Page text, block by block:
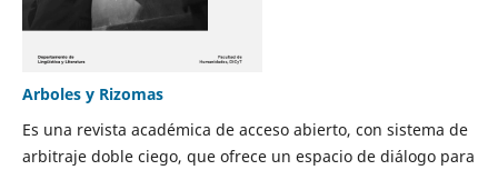
Arboles y Rizomas
Es una revista académica de acceso abierto, con sistema de
arbitraje doble ciego, que ofrece un espacio de diálogo para